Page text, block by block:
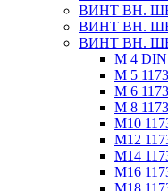
ВИНТ ВН.
ВИНТ ВН.
ВИНТ ВН.
М 4 DIN
М 5
М 6
М 8
М10
М12
М14
М16
М18